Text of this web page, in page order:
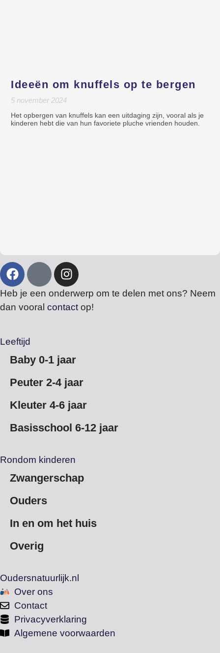
Ideeën om knuffels op te bergen
5 november 2024
Het opbergen van knuffels kan een uitdaging zijn, vooral als je
kinderen hebt die van hun favoriete pluche vrienden houden.
Heb je een onderwerp om te delen met ons? Neem
dan vooral contact op!
Leeftijd
Baby 0-1 jaar
Peuter 2-4 jaar
Kleuter 4-6 jaar
Basisschool 6-12 jaar
Rondom kinderen
Zwangerschap
Ouders
In en om het huis
Overig
Oudersnatuurlijk.nl
Over ons
Contact
Privacyverklaring
Algemene voorwaarden